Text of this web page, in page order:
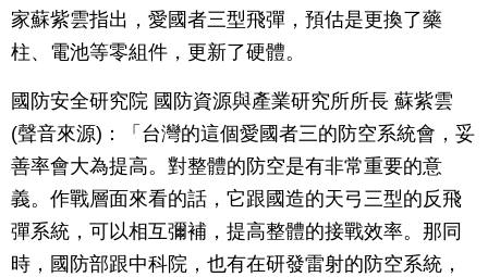
家蘇紫雲指出，愛國者三型飛彈，預估是更換了藥
柱、電池等零組件，更新了硬體。
國防安全研究院 國防資源與產業研究所所長 蘇紫雲
(聲音來源)：「台灣的這個愛國者三的防空系統會，妥
善率會大為提高。對整體的防空是有非常重要的意
義。作戰層面來看的話，它跟國造的天弓三型的反飛
彈系統，可以相互彌補，提高整體的接戰效率。那同
時，國防部跟中科院，也有在研發雷射的防空系統，